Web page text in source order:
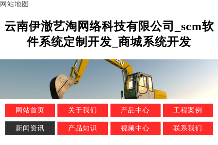
网站地图
云南伊澈艺淘网络科技有限公司_scm软
件系统定制开发_商城系统开发
网站首页 关于我们 产品中心 工程案例
新闻资讯 产品知识 视频中心 联系我们